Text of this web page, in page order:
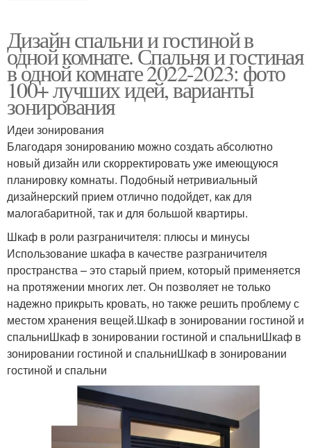
Дизайн спальни и гостиной в
одной комнате. Спальня и гостиная
в одной комнате 2022-2023: фото
100+ лучших идей, варианты
зонирования
Идеи зонирования
Благодаря зонированию можно создать абсолютно
новый дизайн или скорректировать уже имеющуюся
планировку комнаты. Подобный нетривиальный
дизайнерский прием отлично подойдет, как для
малогабаритной, так и для большой квартиры.
Шкаф в роли разграничителя: плюсы и минусы
Использование шкафа в качестве разграничителя
пространства – это старый прием, который применяется
на протяжении многих лет. Он позволяет не только
надежно прикрыть кровать, но также решить проблему с
местом хранения вещей.Шкаф в зонировании гостиной и
спальниШкаф в зонировании гостиной и спальниШкаф в
зонировании гостиной и спальниШкаф в зонировании
гостиной и спальни